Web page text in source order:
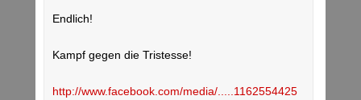
Endlich!
Kampf gegen die Tristesse!
http://www.facebook.com/media/.....1162554425